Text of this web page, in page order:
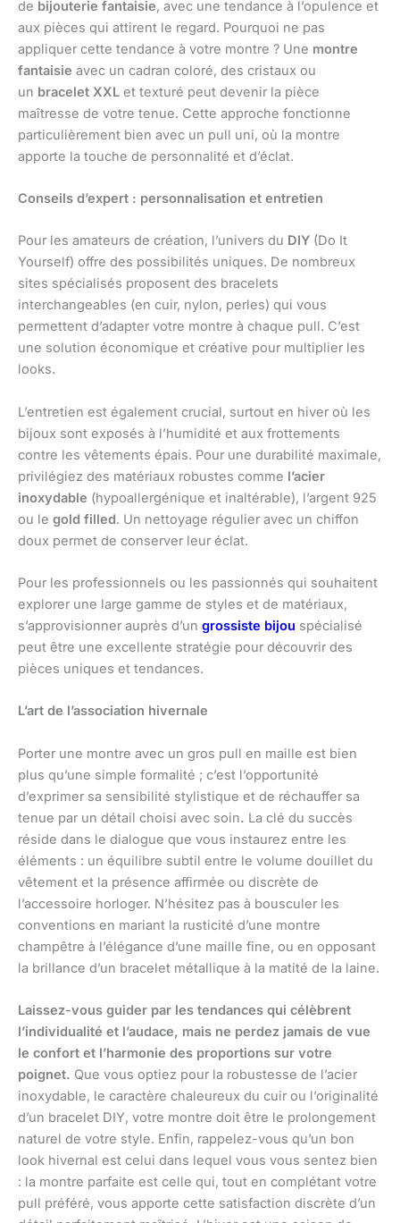
de bijouterie fantaisie, avec une tendance à l’opulence et
aux pièces qui attirent le regard. Pourquoi ne pas
appliquer cette tendance à votre montre ? Une montre
fantaisie avec un cadran coloré, des cristaux ou
un bracelet XXL et texturé peut devenir la pièce
maîtresse de votre tenue. Cette approche fonctionne
particulièrement bien avec un pull uni, où la montre
apporte la touche de personnalité et d’éclat.
Conseils d’expert : personnalisation et entretien
Pour les amateurs de création, l’univers du DIY (Do It
Yourself) offre des possibilités uniques. De nombreux
sites spécialisés proposent des bracelets
interchangeables (en cuir, nylon, perles) qui vous
permettent d’adapter votre montre à chaque pull. C’est
une solution économique et créative pour multiplier les
looks.
L’entretien est également crucial, surtout en hiver où les
bijoux sont exposés à l’humidité et aux frottements
contre les vêtements épais. Pour une durabilité maximale,
privilégiez des matériaux robustes comme l’acier
inoxydable (hypoallergénique et inaltérable), l’argent 925
ou le gold filled. Un nettoyage régulier avec un chiffon
doux permet de conserver leur éclat.
Pour les professionnels ou les passionnés qui souhaitent
explorer une large gamme de styles et de matériaux,
s’approvisionner auprès d’un grossiste bijou spécialisé
peut être une excellente stratégie pour découvrir des
pièces uniques et tendances.
L’art de l’association hivernale
Porter une montre avec un gros pull en maille est bien
plus qu’une simple formalité ; c’est l’opportunité
d’exprimer sa sensibilité stylistique et de réchauffer sa
tenue par un détail choisi avec soin. La clé du succès
réside dans le dialogue que vous instaurez entre les
éléments : un équilibre subtil entre le volume douillet du
vêtement et la présence affirmée ou discrète de
l’accessoire horloger. N’hésitez pas à bousculer les
conventions en mariant la rusticité d’une montre
champêtre à l’élégance d’une maille fine, ou en opposant
la brillance d’un bracelet métallique à la matité de la laine.
Laissez-vous guider par les tendances qui célèbrent
l’individualité et l’audace, mais ne perdez jamais de vue
le confort et l’harmonie des proportions sur votre
poignet. Que vous optiez pour la robustesse de l’acier
inoxydable, le caractère chaleureux du cuir ou l’originalité
d’un bracelet DIY, votre montre doit être le prolongement
naturel de votre style. Enfin, rappelez-vous qu’un bon
look hivernal est celui dans lequel vous vous sentez bien
: la montre parfaite est celle qui, tout en complétant votre
pull préféré, vous apporte cette satisfaction discrète d’un